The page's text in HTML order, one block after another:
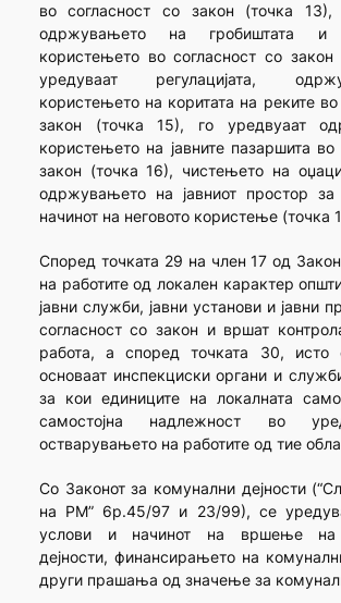
во согласност со закон (точка 13),
одржувањето на гробиштата и
користењето во согласност со
уредуваат регулацијата,
користењето на коритата на реките во
закон (точка 15), го уредвуаат
користењето на јавните пазаршита во
закон (точка 16), чистењето на
одржувањето на јавниот простор
начинот на неговото користење (точка
Според точката 29 на член 17 од
на работите од локален карактер
јавни служби, јавни установи и јавни
согласност со закон и вршат
работа, а според точката 30, исто
основаат инспекциски органи и
за кои единиците на локалната
самостојна надлежност во
остварувањето на работите од тие
Со Законот за комунални дејности
на РМ” 6р.45/97 и 23/99), се
услови и начинот на вршење на
дејности, финансирањето на
други прашања од значење за